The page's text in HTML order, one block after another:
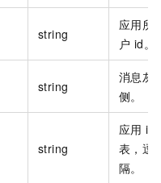
string
应用所
户 id。
string
消息灰
侧。
string
应用 id
表，逗
隔。